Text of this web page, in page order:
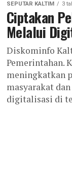
SEPUTAR KALTIM 3
Ciptakan
Melalui
Diskominfo
Pemerintahan.
meningkatkan
masyarakat
digitalisasi di